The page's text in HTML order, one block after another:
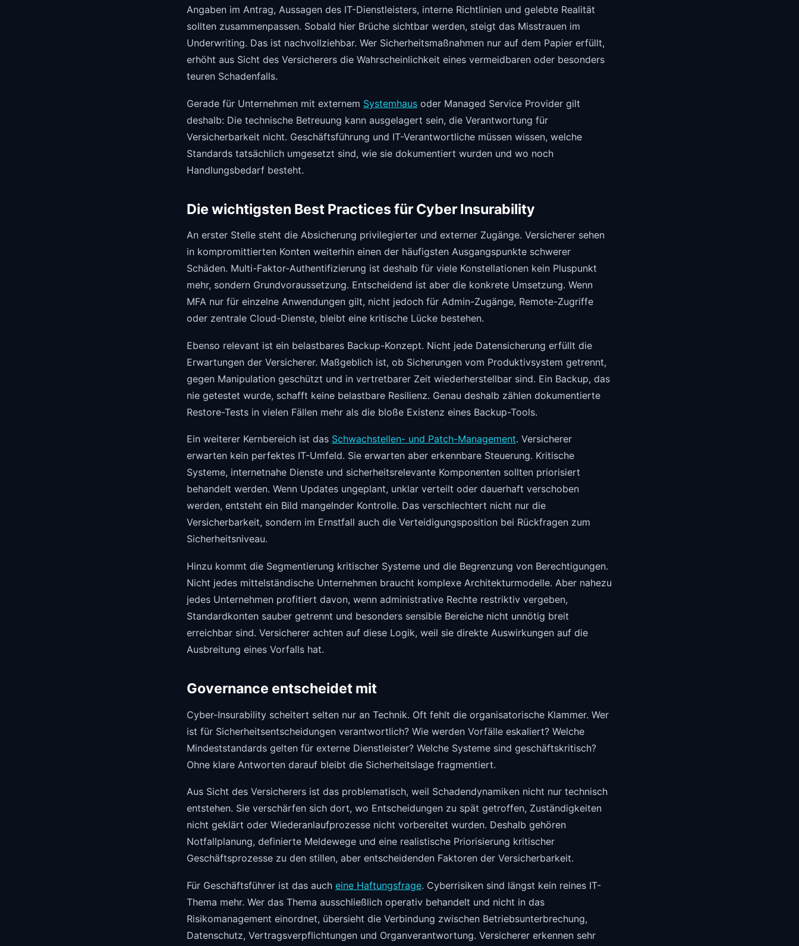
Angaben im Antrag, Aussagen des IT-Dienstleisters, interne Richtlinien und gelebte Realität
sollten zusammenpassen. Sobald hier Brüche sichtbar werden, steigt das Misstrauen im
Underwriting. Das ist nachvollziehbar. Wer Sicherheitsmaßnahmen nur auf dem Papier erfüllt,
erhöht aus Sicht des Versicherers die Wahrscheinlichkeit eines vermeidbaren oder besonders
teuren Schadenfalls.
Gerade für Unternehmen mit externem Systemhaus oder Managed Service Provider gilt
deshalb: Die technische Betreuung kann ausgelagert sein, die Verantwortung für
Versicherbarkeit nicht. Geschäftsführung und IT-Verantwortliche müssen wissen, welche
Standards tatsächlich umgesetzt sind, wie sie dokumentiert wurden und wo noch
Handlungsbedarf besteht.
Die wichtigsten Best Practices für Cyber Insurability
An erster Stelle steht die Absicherung privilegierter und externer Zugänge. Versicherer sehen
in kompromittierten Konten weiterhin einen der häufigsten Ausgangspunkte schwerer
Schäden. Multi-Faktor-Authentifizierung ist deshalb für viele Konstellationen kein Pluspunkt
mehr, sondern Grundvoraussetzung. Entscheidend ist aber die konkrete Umsetzung. Wenn
MFA nur für einzelne Anwendungen gilt, nicht jedoch für Admin-Zugänge, Remote-Zugriffe
oder zentrale Cloud-Dienste, bleibt eine kritische Lücke bestehen.
Ebenso relevant ist ein belastbares Backup-Konzept. Nicht jede Datensicherung erfüllt die
Erwartungen der Versicherer. Maßgeblich ist, ob Sicherungen vom Produktivsystem getrennt,
gegen Manipulation geschützt und in vertretbarer Zeit wiederherstellbar sind. Ein Backup, das
nie getestet wurde, schafft keine belastbare Resilienz. Genau deshalb zählen dokumentierte
Restore-Tests in vielen Fällen mehr als die bloße Existenz eines Backup-Tools.
Ein weiterer Kernbereich ist das Schwachstellen- und Patch-Management. Versicherer
erwarten kein perfektes IT-Umfeld. Sie erwarten aber erkennbare Steuerung. Kritische
Systeme, internetnahe Dienste und sicherheitsrelevante Komponenten sollten priorisiert
behandelt werden. Wenn Updates ungeplant, unklar verteilt oder dauerhaft verschoben
werden, entsteht ein Bild mangelnder Kontrolle. Das verschlechtert nicht nur die
Versicherbarkeit, sondern im Ernstfall auch die Verteidigungsposition bei Rückfragen zum
Sicherheitsniveau.
Hinzu kommt die Segmentierung kritischer Systeme und die Begrenzung von Berechtigungen.
Nicht jedes mittelständische Unternehmen braucht komplexe Architekturmodelle. Aber nahezu
jedes Unternehmen profitiert davon, wenn administrative Rechte restriktiv vergeben,
Standardkonten sauber getrennt und besonders sensible Bereiche nicht unnötig breit
erreichbar sind. Versicherer achten auf diese Logik, weil sie direkte Auswirkungen auf die
Ausbreitung eines Vorfalls hat.
Governance entscheidet mit
Cyber-Insurability scheitert selten nur an Technik. Oft fehlt die organisatorische Klammer. Wer
ist für Sicherheitsentscheidungen verantwortlich? Wie werden Vorfälle eskaliert? Welche
Mindeststandards gelten für externe Dienstleister? Welche Systeme sind geschäftskritisch?
Ohne klare Antworten darauf bleibt die Sicherheitslage fragmentiert.
Aus Sicht des Versicherers ist das problematisch, weil Schadendynamiken nicht nur technisch
entstehen. Sie verschärfen sich dort, wo Entscheidungen zu spät getroffen, Zuständigkeiten
nicht geklärt oder Wiederanlaufprozesse nicht vorbereitet wurden. Deshalb gehören
Notfallplanung, definierte Meldewege und eine realistische Priorisierung kritischer
Geschäftsprozesse zu den stillen, aber entscheidenden Faktoren der Versicherbarkeit.
Für Geschäftsführer ist das auch eine Haftungsfrage. Cyberrisiken sind längst kein reines IT-
Thema mehr. Wer das Thema ausschließlich operativ behandelt und nicht in das
Risikomanagement einordnet, übersieht die Verbindung zwischen Betriebsunterbrechung,
Datenschutz, Vertragsverpflichtungen und Organverantwortung. Versicherer erkennen sehr